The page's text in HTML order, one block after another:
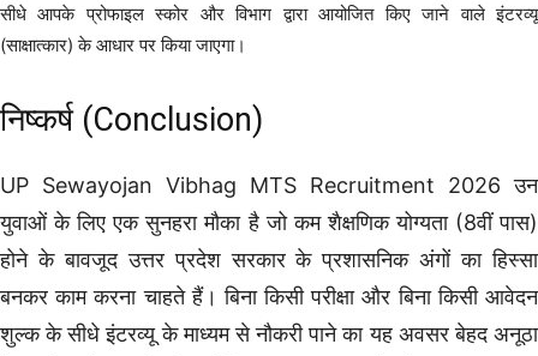
सीधे आपके प्रोफाइल स्कोर और विभाग द्वारा आयोजित किए जाने वाले इंटरव्यू
(साक्षात्कार) के आधार पर किया जाएगा।
निष्कर्ष (Conclusion)
UP Sewayojan Vibhag MTS Recruitment 2026 उन
युवाओं के लिए एक सुनहरा मौका है जो कम शैक्षणिक योग्यता (8वीं पास)
होने के बावजूद उत्तर प्रदेश सरकार के प्रशासनिक अंगों का हिस्सा
बनकर काम करना चाहते हैं। बिना किसी परीक्षा और बिना किसी आवेदन
शुल्क के सीधे इंटरव्यू के माध्यम से नौकरी पाने का यह अवसर बेहद अनूठा